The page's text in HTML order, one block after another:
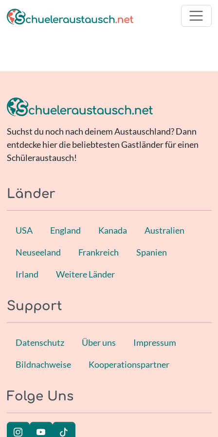
Suchst du noch nach deinem Austauschland? Dann
entdecke hier die beliebtesten Gastländer für einen
Schüleraustausch!
Länder
USA England Kanada Australien
Neuseeland Frankreich Spanien
Irland Weitere Länder
Support
Datenschutz Über uns Impressum
Bildnachweise Kooperationspartner
Folge Uns